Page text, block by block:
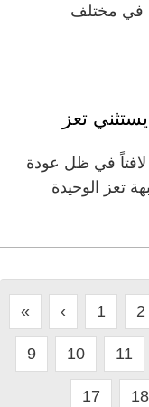
في مختلف
تعز
في ظل عودة
تعز الوحيدة
« ‹ 1 2
9 10 11
17 18